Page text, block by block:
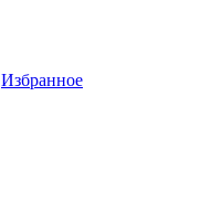
Избранное